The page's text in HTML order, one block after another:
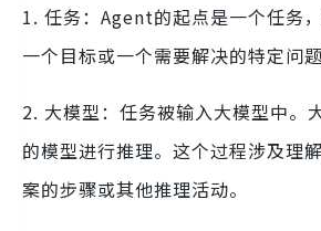
1. 任务：Agent的起点是一个任务
一个目标或一个需要解决的特定问题
2. 大模型：任务被输入大模型中。
的模型进行推理。这个过程涉及理
案的步骤或其他推理活动。